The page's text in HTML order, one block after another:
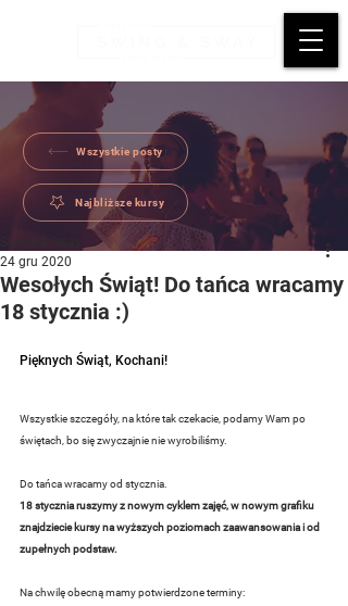
Wszystkie posty
Najbliższe kursy
Wesołych Świąt! Do tańca wracamy
18 stycznia :)
24 gru 2020
Pięknych Świąt, Kochani!
Wszystkie szczegóły, na które tak czekacie, podamy Wam po
świętach, bo się zwyczajnie nie wyrobiliśmy.
Do tańca wracamy od stycznia.
18 stycznia ruszymy z nowym cyklem zajęć, w nowym grafiku
znajdziecie kursy na wyższych poziomach zaawansowania i od
zupełnych podstaw.
Na chwilę obecną mamy potwierdzone terminy: